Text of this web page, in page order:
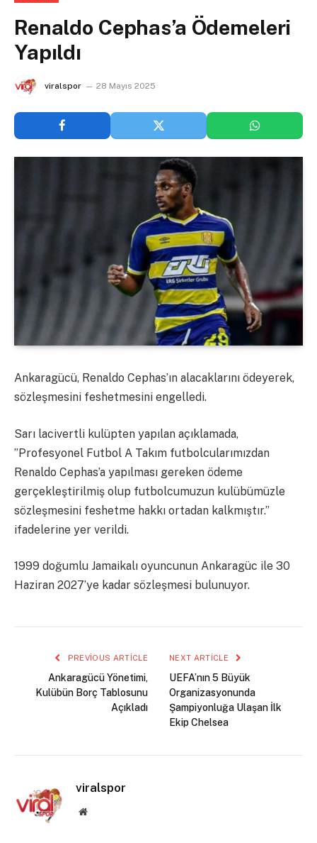
Renaldo Cephas’a Ödemeleri
Yapıldı
viralspor 28 Mayıs 2025
Ankaragücü, Renaldo Cephas’ın alacaklarını ödeyerek,
sözleşmesini feshetmesini engelledi.
Sarı lacivertli kulüpten yapılan açıklamada,
”Profesyonel Futbol A Takım futbolcularımızdan
Renaldo Cephas’a yapılması gereken ödeme
gerçekleştirilmiş olup futbolcumuzun kulübümüzle
sözleşmesini feshetme hakkı ortadan kalkmıştır.”
ifadelerine yer verildi.
1999 doğumlu Jamaikalı oyuncunun Ankaragüc ile 30
Haziran 2027’ye kadar sözleşmesi bulunuyor.
PREVIOUS ARTICLE
Ankaragücü Yönetimi,
Kulübün Borç Tablosunu
Açıkladı
NEXT ARTICLE
UEFA’nın 5 Büyük
Organizasyonunda
Şampiyonluğa Ulaşan İlk
Ekip Chelsea
viralspor
Website